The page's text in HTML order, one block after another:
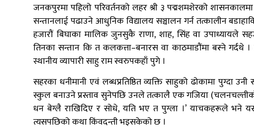
जनकपुरमा पहिलो परिवर्तनको लहर श्री ३ पद्मशमशेरको
सन्तानलाई पढाउने आधुनिक विद्यालय सञ्चालन गर्न तत्कालीन
हजारौं बिघाका मालिक जुनसुकै राणा, शाह, सिंह वा उपाध्यायले
तिनका सन्तान कि त कलकत्ता–बनारस वा काठमाडौंमा बस्ने गर्दथे
स्थानीय व्यापारी साहु राम स्वरुपकहाँ पुगे ।
सहरका धनीमानी एवं लब्धप्रतिष्ठित व्यक्ति साहुको ढोकामा पुग्दा
स्कुल बनाउने प्रस्ताव सुनेपछि उनले तत्कालै एक गजिया
धन बेग्लै राखिदिए र सोधे, यति भए त पुग्ला ।’ याचकहरूले भने
त्यसपछिको कथा किंवदन्ती भइसकेको छ ।